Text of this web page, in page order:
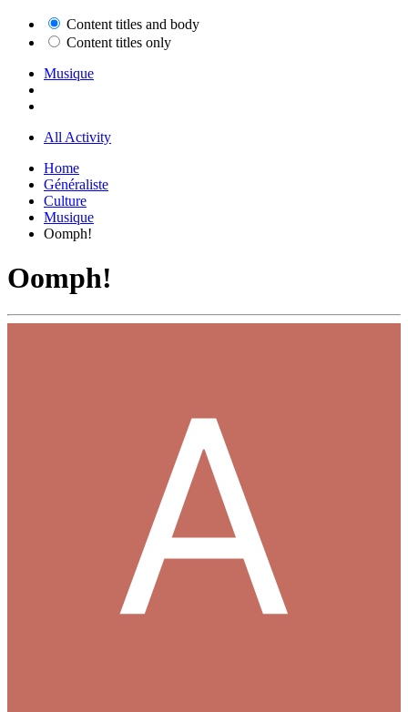
Content titles and body
Content titles only
Musique
All Activity
Home
Généraliste
Culture
Musique
Oomph!
Oomph!